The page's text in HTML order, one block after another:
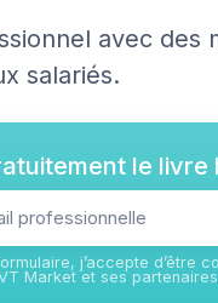
avec des
salariés.
le livre
j’accepte d’être
Market et ses